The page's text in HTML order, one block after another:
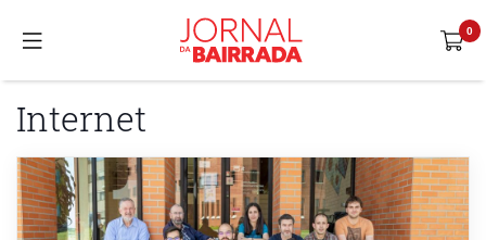
Internet